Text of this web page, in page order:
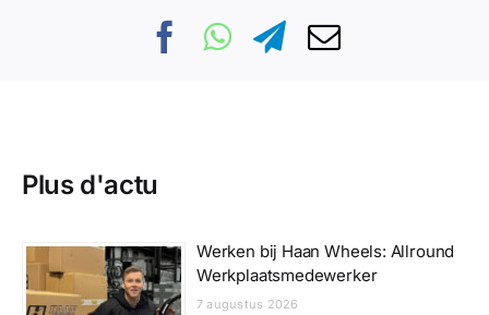
Plus d'actu
Werken bij Haan Wheels: Allround
Werkplaatsmedewerker
7 augustus 2026